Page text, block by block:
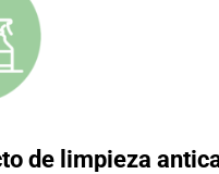
de limpieza